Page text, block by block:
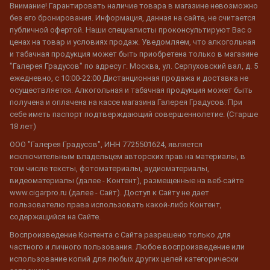
Внимание! Гарантировать наличие товара в магазине невозможно
без его бронирования. Информация, данная на сайте, не считается
публичной офертой. Наши специалисты проконсультируют Вас о
ценах на товар и условиях продаж. Уведомляем, что алкогольная
и табачная продукция может быть приобретена только в магазине
"Галерея Градусов" по адресу г. Москва, ул. Серпуховский вал, д. 5
ежедневно, с 10:00-22:00 Дистанционная продажа и доставка не
осуществляется. Алкогольная и табачная продукция может быть
получена и оплачена на кассе магазина Галерея Градусов. При
себе иметь паспорт подтверждающий совершеннолетие. (Старше
18 лет)
ООО "Галерея Градусов", ИНН 7725501624, является
исключительным владельцем авторских прав на материалы, в
том числе тексты, фотоматериалы, аудиоматериалы,
видеоматериалы (далее - Контент), размещенные на веб-сайте
www.cigarpro.ru (далее - Сайт). Доступ к Сайту не дает
пользователю права использовать какой-либо Контент,
содержащийся на Сайте.
Воспроизведение Контента с Сайта разрешено только для
частного и личного пользования. Любое воспроизведение или
использование копий для любых других целей категорически